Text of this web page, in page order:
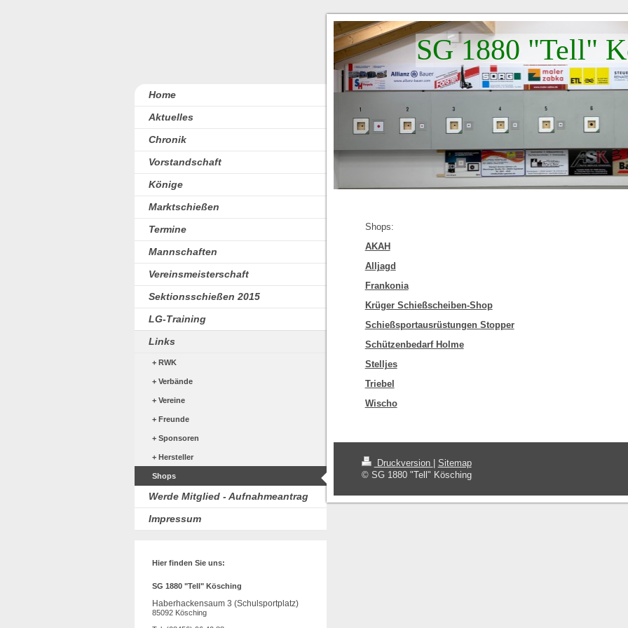
SG 1880 "Tell"
Shops:
AKAH
Alljagd
Frankonia
Krüger Schießscheiben-Shop
Schießsportausrüstungen Stopper
Schützenbedarf Holme
Stelljes
Triebel
Wischo
Druckversion
Sitemap
© SG 1880 "Tell" Kösching
Home
Aktuelles
Chronik
Vorstandschaft
Könige
Marktschießen
Termine
Mannschaften
Vereinsmeisterschaft
Sektionsschießen 2015
LG-Training
Links
RWK
Verbände
Vereine
Freunde
Sponsoren
Hersteller
Shops
Werde Mitglied - Aufnahmeantrag
Impressum
Hier finden Sie uns:
SG 1880 "Tell" Kösching
Haberhackensaum 3 (Schulsportplatz)
85092 Kösching